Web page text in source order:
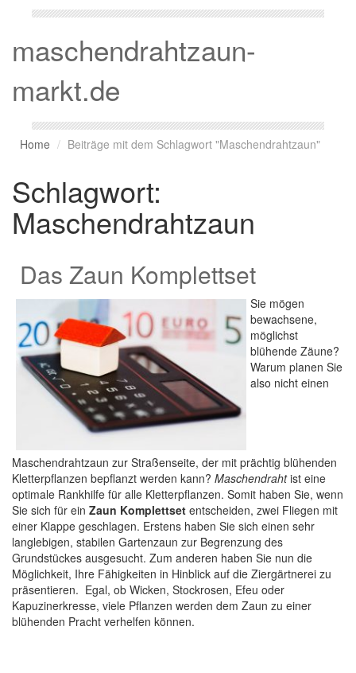
maschendrahtzaun-
markt.de
Home Beiträge mit dem Schlagwort "Maschendrahtzaun"
Schlagwort:
Maschendrahtzaun
Das Zaun Komplettset
Sie mögen
bewachsene,
möglichst
blühende Zäune?
Warum planen Sie
also nicht einen
Maschendrahtzaun zur Straßenseite, der mit prächtig blühenden
Kletterpflanzen bepflanzt werden kann? Maschendrahtist eine
optimale Rankhilfe für alle Kletterpflanzen. Somit haben Sie, wenn
Sie sich für ein Zaun Komplettset entscheiden, zwei Fliegen mit
einer Klappe geschlagen. Erstens haben Sie sich einen sehr
langlebigen, stabilen Gartenzaun zur Begrenzung des
Grundstückes ausgesucht. Zum anderen haben Sie nun die
Möglichkeit, Ihre Fähigkeiten in Hinblick auf die Ziergärtnerei zu
präsentieren. Egal, ob Wicken, Stockrosen, Efeu oder
Kapuzinerkresse, viele Pflanzen werden dem Zaun zu einer
blühenden Pracht verhelfen können.